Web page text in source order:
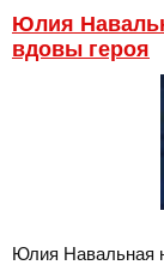
Юлия
вдовы героя
Юлия Навальная